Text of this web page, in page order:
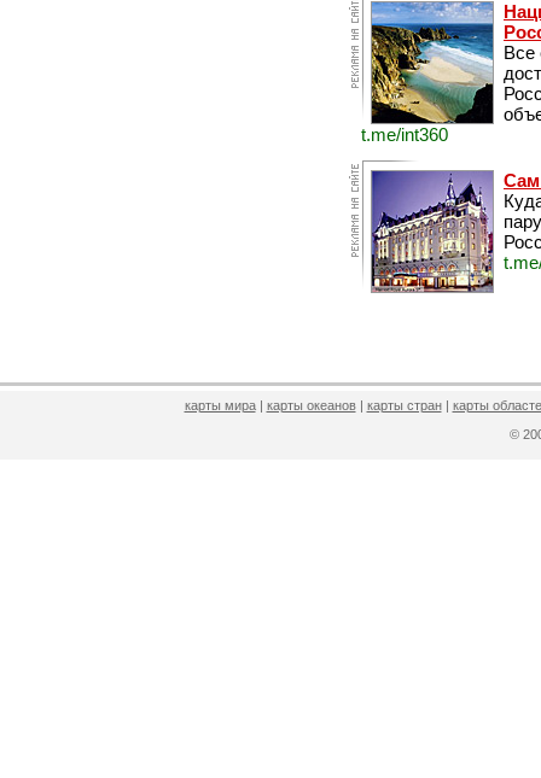
Все
t.me/int360
карты мира| карты океанов| карты стран| карты
©